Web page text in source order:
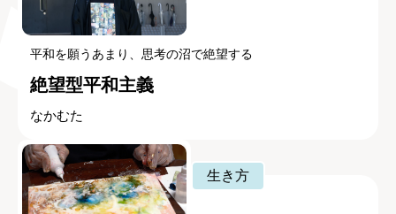
平和を願うあまり、思考の沼で絶望する
絶望型平和主義
なかむた
生き方